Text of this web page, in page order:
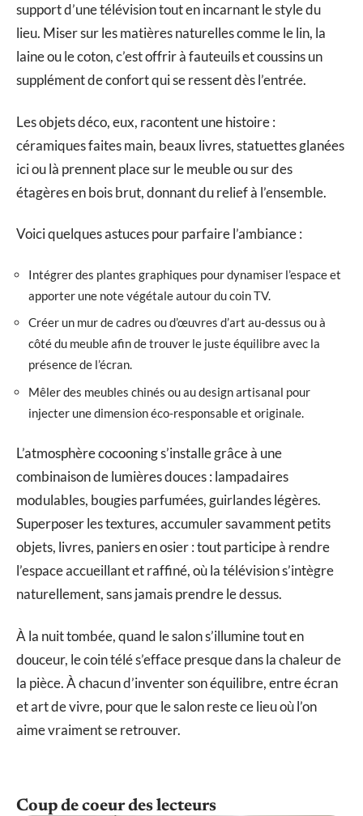
support d’une télévision tout en incarnant le style du
lieu. Miser sur les matières naturelles comme le lin, la
laine ou le coton, c’est offrir à fauteuils et coussins un
supplément de confort qui se ressent dès l’entrée.
Les objets déco, eux, racontent une histoire :
céramiques faites main, beaux livres, statuettes glanées
ici ou là prennent place sur le meuble ou sur des
étagères en bois brut, donnant du relief à l’ensemble.
Voici quelques astuces pour parfaire l’ambiance :
Intégrer des plantes graphiques pour dynamiser l’espace et
apporter une note végétale autour du coin TV.
Créer un mur de cadres ou d’œuvres d’art au-dessus ou à
côté du meuble afin de trouver le juste équilibre avec la
présence de l’écran.
Mêler des meubles chinés ou au design artisanal pour
injecter une dimension éco-responsable et originale.
L’atmosphère cocooning s’installe grâce à une
combinaison de lumières douces : lampadaires
modulables, bougies parfumées, guirlandes légères.
Superposer les textures, accumuler savamment petits
objets, livres, paniers en osier : tout participe à rendre
l’espace accueillant et raffiné, où la télévision s’intègre
naturellement, sans jamais prendre le dessus.
À la nuit tombée, quand le salon s’illumine tout en
douceur, le coin télé s’efface presque dans la chaleur de
la pièce. À chacun d’inventer son équilibre, entre écran
et art de vivre, pour que le salon reste ce lieu où l’on
aime vraiment se retrouver.
Coup de coeur des lecteurs